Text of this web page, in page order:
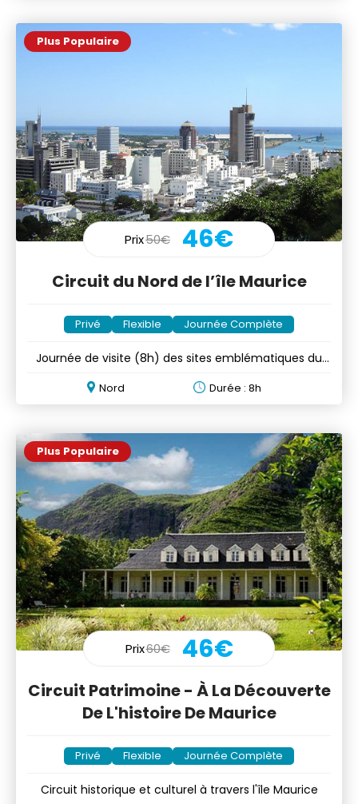
Plus Populaire
Prix50€ 46€
Circuit du Nord de l’île Maurice
Privé Flexible Journée Complète
Journée de visite (8h) des sites emblématiques du
Nord Durée : 8h
Plus Populaire
Prix60€ 46€
Circuit Patrimoine - À La Découverte
De L'histoire De Maurice
Privé Flexible Journée Complète
Circuit historique et culturel à travers l'île Maurice